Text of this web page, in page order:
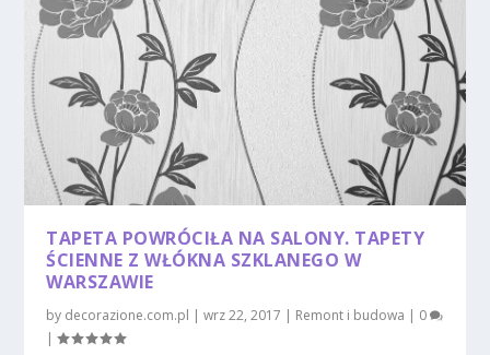
TAPETA POWRÓCIŁA NA SALONY. TAPETY
ŚCIENNE Z WŁÓKNA SZKLANEGO W
WARSZAWIE
by decorazione.com.pl |wrz 22, 2017 | Remont i budowa | 0
|